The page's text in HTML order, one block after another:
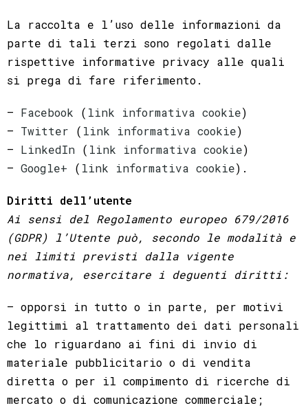
La raccolta e l’uso delle informazioni da
parte di tali terzi sono regolati dalle
rispettive informative privacy alle quali
si prega di fare riferimento.
– Facebook ( link informativa cookie)
– Twitter ( link informativa cookie)
– LinkedIn ( link informativa cookie)
– Google+ ( link informativa cookie).
Diritti dell’utente
Ai sensi del Regolamento europeo 679/2016
(GDPR) l’Utente può, secondo le modalità e
nei limiti previsti dalla vigente
normativa, esercitare i deguenti diritti:
– opporsi in tutto o in parte, per motivi
legittimi al trattamento dei dati personali
che lo riguardano ai fini di invio di
materiale pubblicitario o di vendita
diretta o per il compimento di ricerche di
mercato o di comunicazione commerciale;